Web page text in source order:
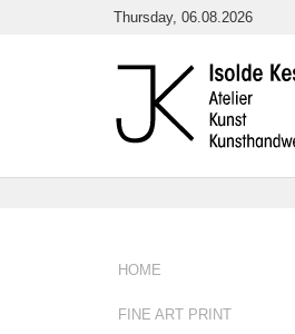
Thursday, 06.08.2026
HOME
FINE ART PRINT